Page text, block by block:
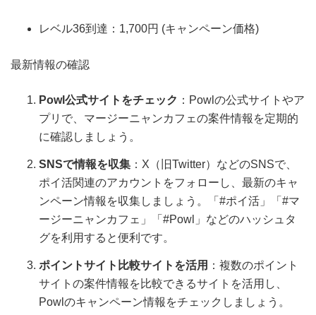
レベル36到達：1,700円 (キャンペーン価格)
最新情報の確認
Powl公式サイトをチェック ：Powlの公式サイトやア
プリで、マージーニャンカフェの案件情報を定期的
に確認しましょう。
SNSで情報を収集 ：X（旧Twitter）などのSNSで、
ポイ活関連のアカウントをフォローし、最新のキャ
ンペーン情報を収集しましょう。「#ポイ活」「#マ
ージーニャンカフェ」「#Powl」などのハッシュタ
グを利用すると便利です。
ポイントサイト比較サイトを活用 ：複数のポイント
サイトの案件情報を比較できるサイトを活用し、
Powlのキャンペーン情報をチェックしましょう。